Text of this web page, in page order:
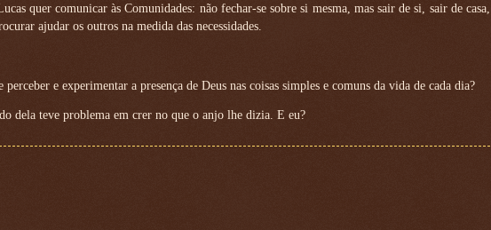
quer comunicar às Comunidades: não fechar-se sobre si mesma, mas sair de si, sair de casa,
ajudar os outros na medida das necessidades.
e experimentar a presença de Deus nas coisas simples e comuns da vida de cada dia?
dela teve problema em crer no que o anjo lhe dizia. E eu?